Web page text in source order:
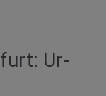
Ur-